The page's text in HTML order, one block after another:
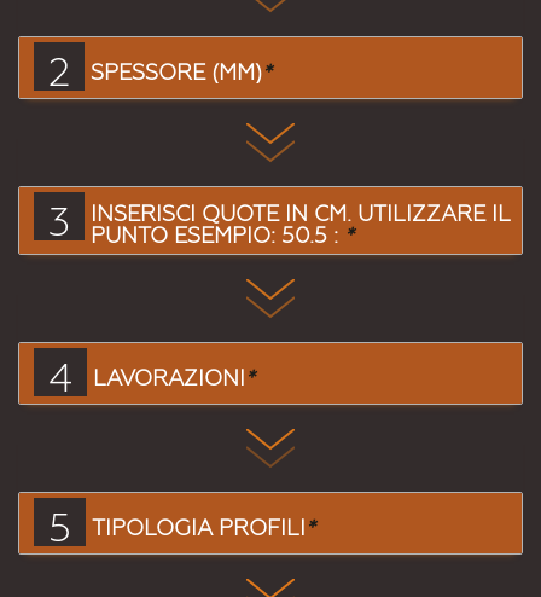
2 SPESSORE (MM)*
3
INSERISCI QUOTE IN CM. UTILIZZARE IL
PUNTO ESEMPIO: 50.5 : *
4 LAVORAZIONI*
5 TIPOLOGIA PROFILI*